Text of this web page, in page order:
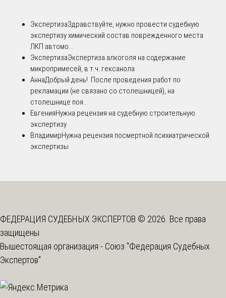
ЭкспертизаЗдравствуйте, нужно провести судебную
экспертизу химический состав поврежденного места
ЛКП автомо...
ЭкспертизаЭкспертиза алкоголя на содержание
микропримесей, в т.ч. гексанола
АннаДобрый день! После проведения работ по
рекламации (не связано со столешницей), на
столешнице поя...
ЕвгенияНужна рецензия на судебную строительную
экспертизу
ВладимирНужна рецензия посмертной психиатрической
экспертизы
ФЕДЕРАЦИЯ СУДЕБНЫХ ЭКСПЕРТОВ © 2026. Все права
защищены
Вышестоящая организация - Союз "Федерация Судебных
Экспертов"